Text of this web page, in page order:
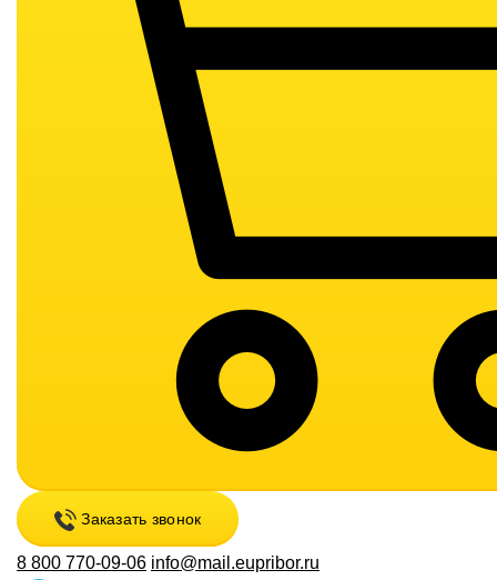
Заказать звонок
8 800 770-09-06 info@mail.eupribor.ru